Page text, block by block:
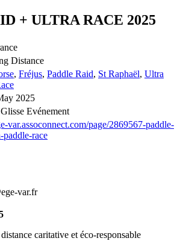
+ ULTRA RACE 2025
Distance
, Fréjus, Paddle Raid, St Raphaël, Ultra
2025
Evénement
var.assoconnect.com/page/2869567-paddle-
paddle-race
var.fr
caritative et éco-responsable